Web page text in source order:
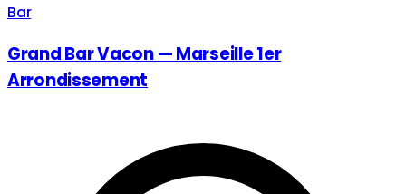
Bar
Grand Bar Vacon — Marseille 1er
Arrondissement